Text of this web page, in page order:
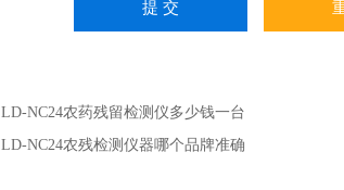
LD-NC24农药残留检测仪多少钱一台
LD-NC24农残检测仪器哪个品牌准确